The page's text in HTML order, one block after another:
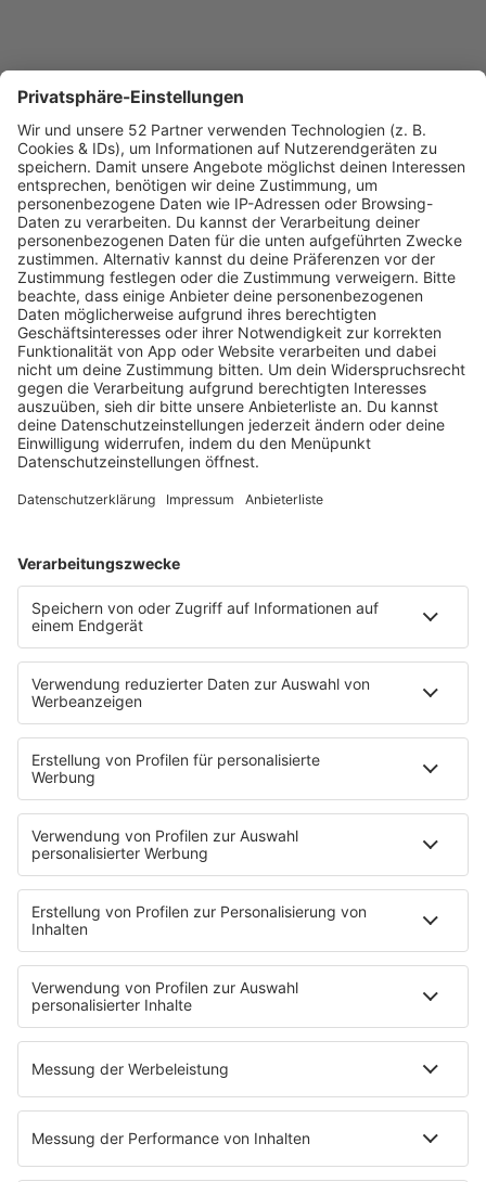
Jobs bei antenne 1
Neckarburg Rock & Pop: